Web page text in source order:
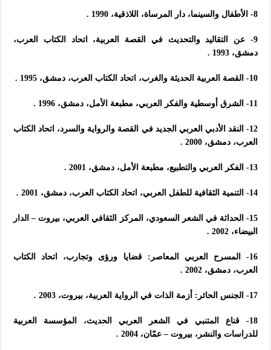
8- الأطفال والسينما، دار المرساة، اللاذقية، 1990 .
9- عن التقاليد والتحديث في القصة العربية، اتحاد الكتاب العرب،
دمشق، 1993 .
10- القصة العربية الحديثة والغرب، اتحاد الكتاب العرب، دمشق، 1995 .
11- الشرق أوسطية والفكر العربي، مطبعة الأمل، دمشق، 1996 .
12- النقد الأدبي العربي الجديد في القصة والرواية والسرد، اتحاد الكتاب
العرب، دمشق، 2000 .
13- الفكر العربي والتطبيع، مطبعة الأمل، دمشق، 2001 .
14- التنمية الثقافية للطفل العربي، اتحاد الكتاب العرب، دمشق، 2001 .
15- الحداثة في الشعر السعودي، المركز الثقافي العربي، بيروت – الدار
البيضاء، 2002 .
16- المسرح العربي المعاصر: قضايا ورؤى وتجارب، اتحاد الكتاب
العرب، دمشق، 2002 .
17- الجنس الحائر: أزمة الذات في الرواية العربية، بيروت، 2003 .
18- قناع المتنبي في الشعر العربي الحديث، المؤسسة العربية
للدراسات والنشر، بيروت – عمّان، 2004 .